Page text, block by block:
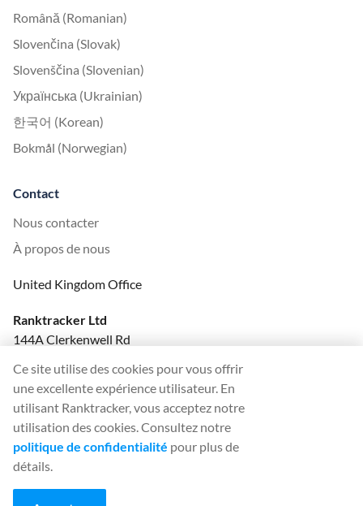
Română (Romanian)
Slovenčina (Slovak)
Slovenščina (Slovenian)
Українська (Ukrainian)
한국어 (Korean)
Bokmål (Norwegian)
Contact
Nous contacter
À propos de nous
United Kingdom Office
Ranktracker Ltd
144A Clerkenwell Rd
Company No: 08820809
felix@ranktracker.com
Ce site utilise des cookies pour vous offrir
une excellente expérience utilisateur. En
utilisant Ranktracker, vous acceptez notre
utilisation des cookies. Consultez notre
politique de confidentialité pour plus de
détails.